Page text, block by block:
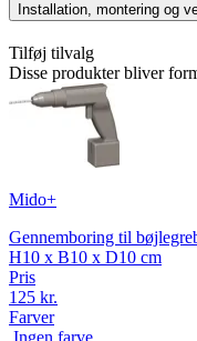
Installation, montering og
Tilføj tilvalg
Disse produkter bliver
Mido+
Gennemboring til
H10 x B10 x D10 cm
Pris
125 kr.
Farver